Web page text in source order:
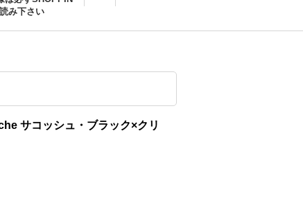
み下さい
サコッシュ・ブラック×クリ